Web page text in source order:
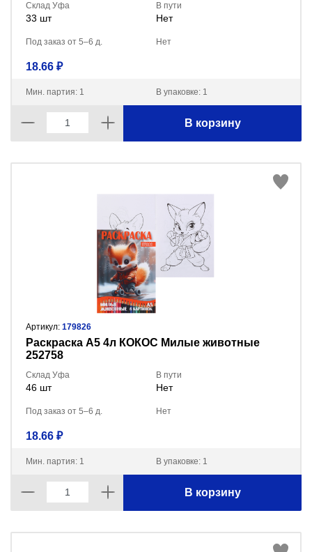
Склад Уфа
33 шт
В пути
Нет
Под заказ от 5–6 д. Нет
18.66 ₽
Мин. партия: 1 В упаковке: 1
В корзину
Артикул: 179826
Раскраска А5 4л КОКОС Милые животные
252758
Склад Уфа
46 шт
В пути
Нет
Под заказ от 5–6 д. Нет
18.66 ₽
Мин. партия: 1 В упаковке: 1
В корзину